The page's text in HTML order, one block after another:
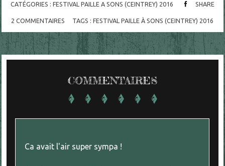
CATÉGORIES : FESTIVAL PAILLE A SONS (CEINTREY) 2016 SHARE
2 COMMENTAIRES TAGS :FESTIVAL PAILLE À SONS (CEINTREY) 2016
COMMENTAIRES
Ca avait l'air super sympa !